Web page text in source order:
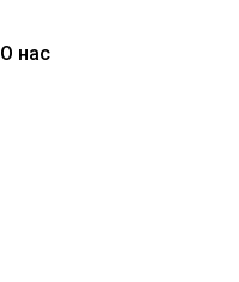
О нас